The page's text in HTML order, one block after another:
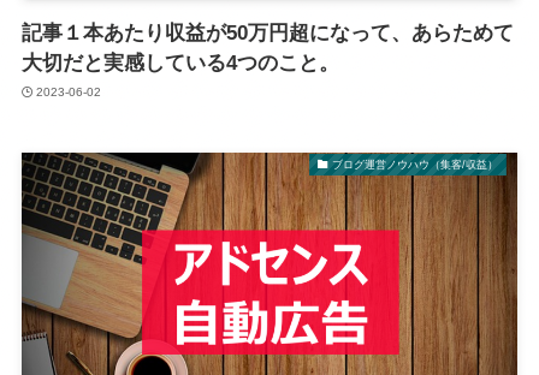
記事１本あたり収益が50万円超になって、あらためて
大切だと実感している4つのこと。
2023-06-02
ブログ運営ノウハウ（集客/収益）